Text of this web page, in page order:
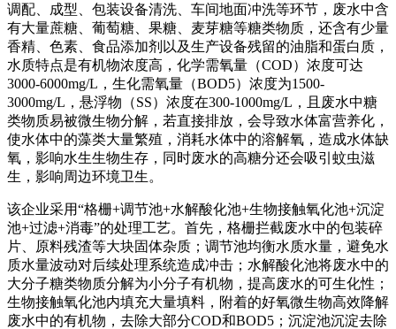
调配、成型、包装设备清洗、车间地面冲洗等环节，废水中含
有大量蔗糖、葡萄糖、果糖、麦芽糖等糖类物质，还含有少量
香精、色素、食品添加剂以及生产设备残留的油脂和蛋白质，
水质特点是有机物浓度高，化学需氧量（COD）浓度可达
3000-6000mg/L，生化需氧量（BOD5）浓度为1500-
3000mg/L，悬浮物（SS）浓度在300-1000mg/L，且废水中糖
类物质易被微生物分解，若直接排放，会导致水体富营养化，
使水体中的藻类大量繁殖，消耗水体中的溶解氧，造成水体缺
氧，影响水生生物生存，同时废水的高糖分还会吸引蚊虫滋
生，影响周边环境卫生。
该企业采用“格栅+调节池+水解酸化池+生物接触氧化池+沉淀
池+过滤+消毒”的处理工艺。首先，格栅拦截废水中的包装碎
片、原料残渣等大块固体杂质；调节池均衡水质水量，避免水
质水量波动对后续处理系统造成冲击；水解酸化池将废水中的
大分子糖类物质分解为小分子有机物，提高废水的可生化性；
生物接触氧化池内填充大量填料，附着的好氧微生物高效降解
废水中的有机物，去除大部分COD和BOD5；沉淀池沉淀去除